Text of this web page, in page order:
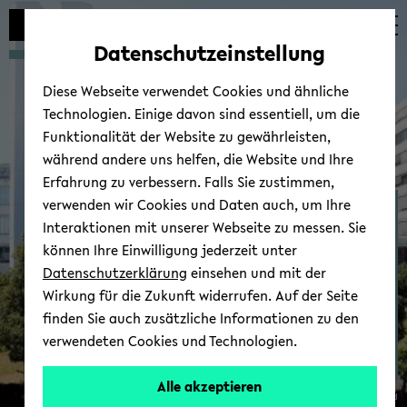
Automatische
vermeiden
zum
wechseln
zum
wechseln
zum
wechseln
Ost­eu­ro­päi­sche Ge­schich­
te
© Uni­ver­si­tät Bie­le­feld
Datenschutzeinstellung
Diese Webseite verwendet Cookies und ähnliche
Technologien. Einige davon sind essentiell, um die
Funktionalität der Website zu gewährleisten,
während andere uns helfen, die Website und Ihre
Erfahrung zu verbessern. Falls Sie zustimmen,
verwenden wir Cookies und Daten auch, um Ihre
Interaktionen mit unserer Webseite zu messen. Sie
können Ihre Einwilligung jederzeit unter
Datenschutzerklärung einsehen und mit der
Wirkung für die Zukunft widerrufen. Auf der Seite
finden Sie auch zusätzliche Informationen zu den
verwendeten Cookies und Technologien.
Alle akzeptieren